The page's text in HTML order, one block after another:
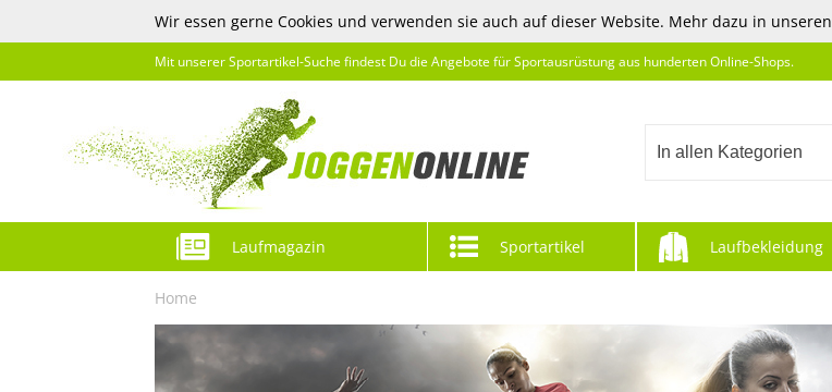
Wir essen gerne Cookies und verwenden sie auch auf dieser Website. Mehr dazu in unseren
Mit unserer Sportartikel-Suche findest Du die Angebote für Sportausrüstung aus hunderten Online-Shops.
In allen Kategorien
Laufmagazin Sportartikel Laufbekleidung
Home